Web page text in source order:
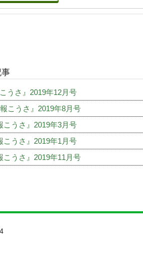
こうさ』2019年12月号
報こうさ』2019年8月号
こうさ』2019年3月号
こうさ』2019年1月号
こうさ』2019年11月号